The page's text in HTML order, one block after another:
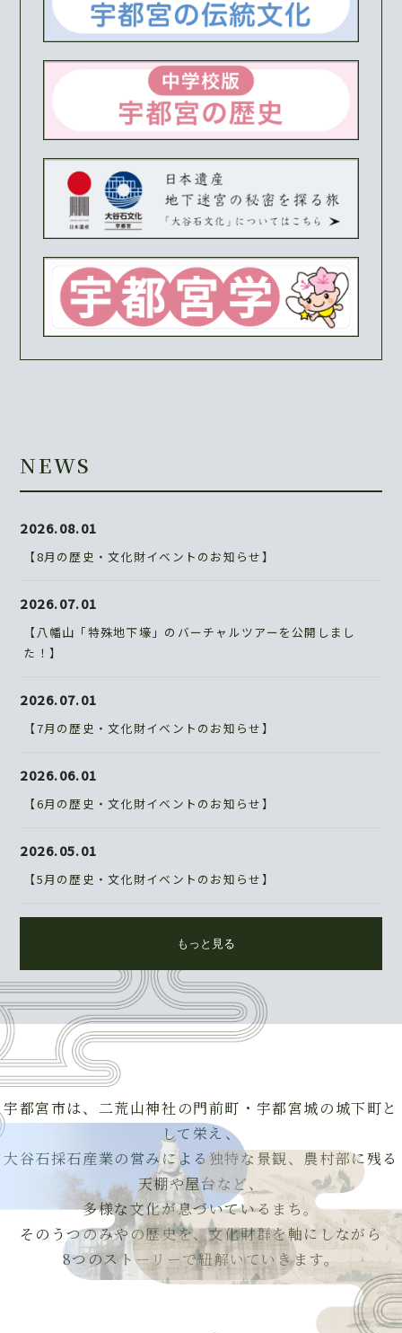
NEWS
2026.08.01
【8月の歴史・文化財イベントのお知らせ】
2026.07.01
【八幡山「特殊地下壕」のバーチャルツアーを公開しまし
た！】
2026.07.01
【7月の歴史・文化財イベントのお知らせ】
2026.06.01
【6月の歴史・文化財イベントのお知らせ】
2026.05.01
【5月の歴史・文化財イベントのお知らせ】
もっと見る
宇都宮市は、二荒山神社の門前町・宇都宮城の城下町と
して栄え、
大谷石採石産業の営みによる独特な景観、農村部に残る
天棚や屋台など、
多様な文化が息づいているまち。
そのうつのみやの歴史を、文化財群を軸にしながら
8つのストーリーで紐解いていきます。